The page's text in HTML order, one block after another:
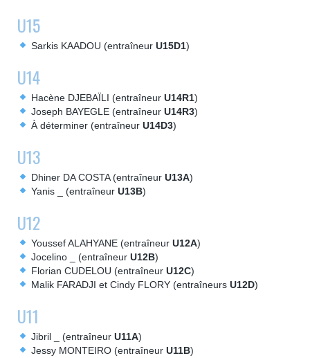
U15
Sarkis KAADOU (entraîneur U15D1)
U14
Hacène DJEBAÏLI (entraîneur U14R1)
Joseph BAYEGLE (entraîneur U14R3)
À déterminer (entraîneur U14D3)
U13
Dhiner DA COSTA (entraîneur U13A)
Yanis _ (entraîneur U13B)
U12
Youssef ALAHYANE (entraîneur U12A)
Jocelino _ (entraîneur U12B)
Florian CUDELOU (entraîneur U12C)
Malik FARADJI et Cindy FLORY (entraîneurs U12D)
U11
Jibril _ (entraîneur U11A)
Jessy MONTEIRO (entraîneur U11B)